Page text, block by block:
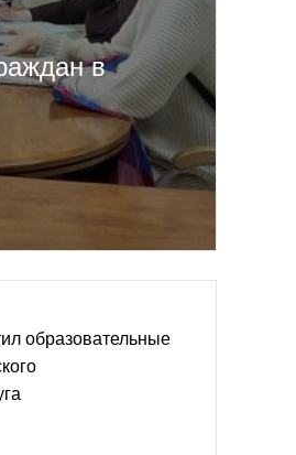
в
образовательные